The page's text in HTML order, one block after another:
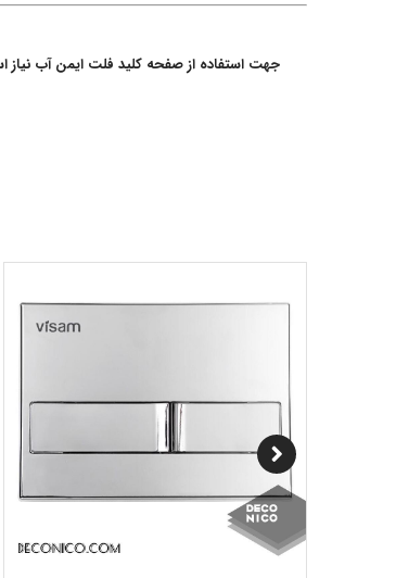
جهت استفاده از صفحه کلید فلت ایمن آب نیاز